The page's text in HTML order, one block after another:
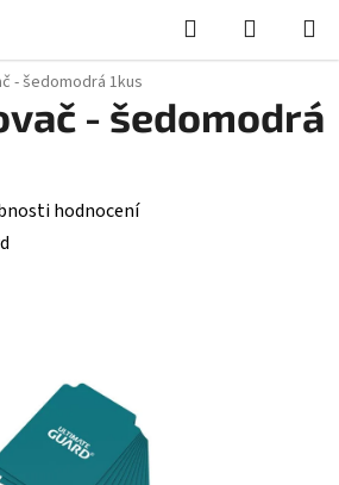
Hledat
KOŠÍK
- šedomodrá 1kus
- šedomodrá
hodnocení